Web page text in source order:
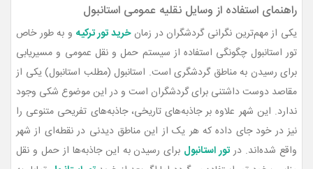
راهنمای استفاده از وسایل نقلیه عمومی استانبول
یکی از مهم‌ترین نگرانی گردشگران در زمانخرید تور ترکیه و به طور خاص
تور استانبول چگونگی استفاده از سیستم حمل و نقل عمومی و مسیریابی
برای رسیدن به مناطق گردشگری است. استانبول (مطلب استانبول) یکی از
مقاصد دوست داشتنی برای گردشگران است و در این موضوع شکی وجود
ندارد. این شهر علاوه بر جاذبه‌های تاریخی، جاذبه‌های تفریحی متنوعی را
نیز در خود جای داده که هر یک از این مناطق دیدنی در نقطه‌ای از شهر
واقع شده‌اند. در تور استانبول برای رسیدن به این جاذبه‌ها از حمل و نقل